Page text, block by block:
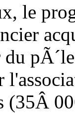
le
(35Â